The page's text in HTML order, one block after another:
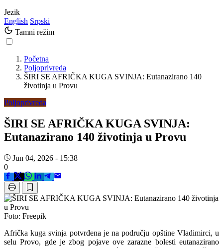
Jezik
English Srpski
Tamni režim
Početna
Poljoprivreda
ŠIRI SE AFRIČKA KUGA SVINJA: Eutanazirano 140
životinja u Provu
Poljoprivreda
ŠIRI SE AFRIČKA KUGA SVINJA:
Eutanazirano 140 životinja u Provu
Jun 04, 2026 - 15:38
0
Foto: Freepik
Afrička kuga svinja potvrđena je na području opštine Vladimirci, u
selu Provo, gde je zbog pojave ove zarazne bolesti eutanazirano